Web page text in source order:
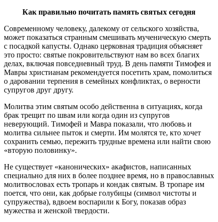
Как правильно почитать память святых сегодня
Современному человеку, далекому от сельского хозяйства,
может показаться странным смешивать мученическую смерть
с посадкой капусты. Однако церковная традиция объясняет
это просто: святые покровительствуют нам во всех благих
делах, включая повседневный труд. В день памяти Тимофея и
Мавры христианам рекомендуется посетить храм, помолиться
о даровании терпения в семейных конфликтах, о верности
супругов друг другу.
Молитва этим святым особо действенна в ситуациях, когда
брак трещит по швам или когда один из супругов
неверующий. Тимофей и Мавра показали, что любовь и
молитва сильнее пыток и смерти. Им молятся те, кто хочет
сохранить семью, пережить трудные времена или найти свою
«вторую половинку».
Не существует «канонических» акафистов, написанных
специально для них в более позднее время, но в православных
молитвословах есть тропарь и кондак святым. В тропаре им
поется, что они, как добрые голубицы (символ чистоты и
супружества), вдвоем воспарили к Богу, показав образ
мужества и женской твердости.